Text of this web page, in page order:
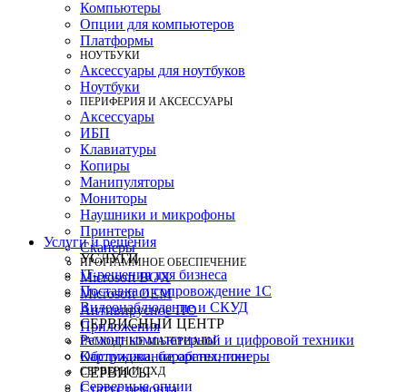
Компьютеры
Опции для компьютеров
Платформы
НОУТБУКИ
Аксессуары для ноутбуков
Ноутбуки
ПЕРИФЕРИЯ И АКСЕССУАРЫ
Аксессуары
ИБП
Клавиатуры
Копиры
Манипуляторы
Мониторы
Наушники и микрофоны
Принтеры
Сканеры
ПРОГРАММНОЕ ОБЕСПЕЧЕНИЕ
Microsoft BOX
Microsoft OEM
Антивирусное ПО
Приложения
РАСХОДНЫЕ МАТЕРИАЛЫ
Картриджи, барабаны, тонеры
СЕРВЕРЫ И СХД
Серверные опции
Услуги и решения
УСЛУГИ
IT-решения для бизнеса
Поставка и сопровождение 1C
Видеонаблюдение и СКУД
СЕРВИСНЫЙ ЦЕНТР
Ремонт компьютерной и цифровой техники
Обслуживание оргтехники
СЕРВИСЫ
Статус ремонта